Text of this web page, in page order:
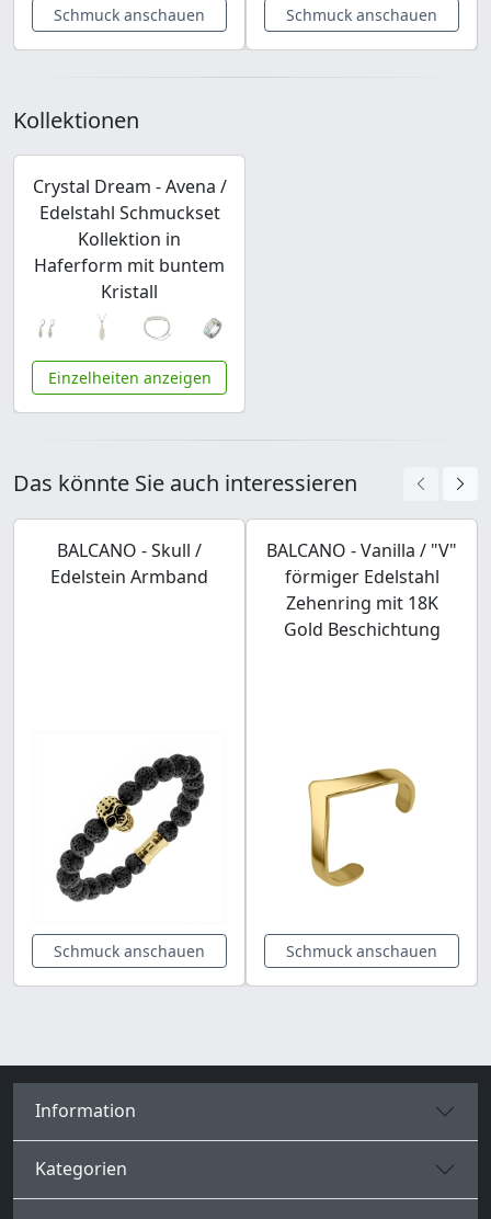
Schmuck anschauen Schmuck anschauen
Kollektionen
Crystal Dream - Avena /
Edelstahl Schmuckset
Kollektion in
Haferform mit buntem
Kristall
Einzelheiten anzeigen
Das könnte Sie auch interessieren
BALCANO - Skull /
Edelstein Armband
Schmuck anschauen
BALCANO - Vanilla / "V"
förmiger Edelstahl
Zehenring mit 18K
Gold Beschichtung
Schmuck anschauen
Information
Kategorien